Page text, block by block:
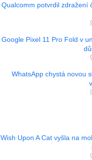
Qualcomm potvrdil zdražení
Google Pixel 11 Pro Fold v
WhatsApp chystá novou
Wish Upon A Cat vyšla na